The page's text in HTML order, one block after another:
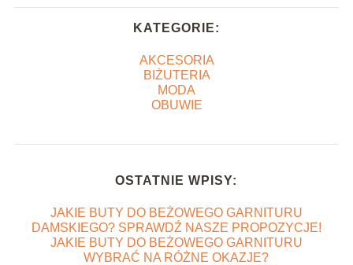
KATEGORIE:
AKCESORIA
BIŻUTERIA
MODA
OBUWIE
OSTATNIE WPISY:
JAKIE BUTY DO BEŻOWEGO GARNITURU
DAMSKIEGO? SPRAWDŹ NASZE PROPOZYCJE!
JAKIE BUTY DO BEŻOWEGO GARNITURU
WYBRAĆ NA RÓŻNE OKAZJE?